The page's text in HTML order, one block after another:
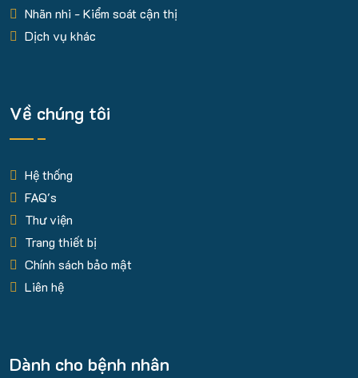
Nhãn nhi - Kiểm soát cận thị
Dịch vụ khác
Về chúng tôi
Hệ thống
FAQ's
Thư viện
Trang thiết bị
Chính sách bảo mật
Liên hệ
Dành cho bệnh nhân